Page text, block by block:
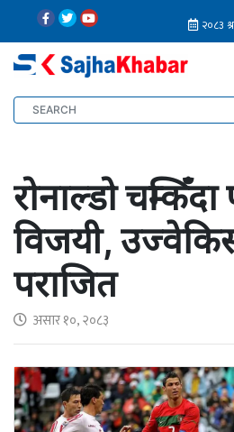
रोनाल्डो
विजयी,
पराजित
असार १०, २०८३